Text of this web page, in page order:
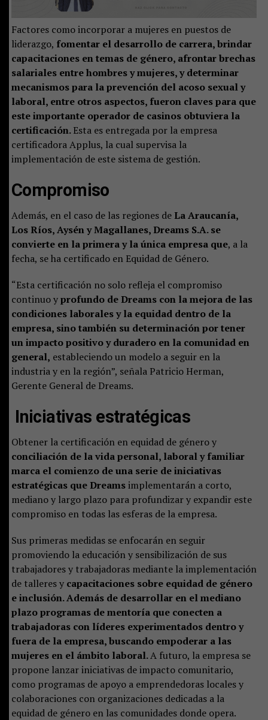
Factores como incorporar a mujeres en puestos de
liderazgo, fomentar el desarrollo de carrera, brindar
capacitaciones en temas de género, afrontar brechas
salariales entre hombres y mujeres, y determinar
mecanismos para la prevención del acoso sexual y
laboral, entre otros aspectos, fueron claves para que
este importante operador de casinos obtuviera la
certificación.Esta es entregada por la empresa
certificadora Applus, la cual supervisa la
implementación de este sistema de gestión.
Compromiso
Además, en el caso de las regiones de La Araucanía,
Los Ríos, Aysén y Magallanes, Dreams S.A. se
convierte en la primera y la única empresa que, a la
fecha, se ha certificado en Equidad de Género.
“Esta certificación no solo refleja el compromiso
continuo yprofundo de Dreams con la mejora de las
condiciones laborales y la equidad dentro de la
empresa, sino también su determinación por tener
un impacto positivo y duradero en la comunidad en
general, estableciendo un modelo a seguir en la
industria y en la región”, señala Patricio Herman,
Gerente General de Dreams.
Iniciativas estratégicas
Obtener la certificación en equidad de género y
conciliación de la vida personal, laboral y familiar
marca el comienzo de una serie de iniciativas
estratégicas que Dreamsimplementarán a corto,
mediano y largo plazo para profundizar y expandir este
compromiso en todas las esferas de la empresa.
Sus primeras medidas se enfocarán en seguir
promoviendo la educación y sensibilización de sus
trabajadores y trabajadoras mediante la implementación
de talleres y capacitaciones sobre equidad de género
e inclusión. Además de desarrollar en el mediano
plazo programas de mentoría que conecten a
trabajadoras con líderes experimentados dentro y
fuera de la empresa, buscando empoderar a las
mujeres en el ámbito laboral.A futuro, la empresa se
propone lanzar iniciativas de impacto comunitario,
como programas de apoyo a emprendedoras locales y
colaboraciones con organizaciones dedicadas a la
equidad de género en las comunidades donde opera.